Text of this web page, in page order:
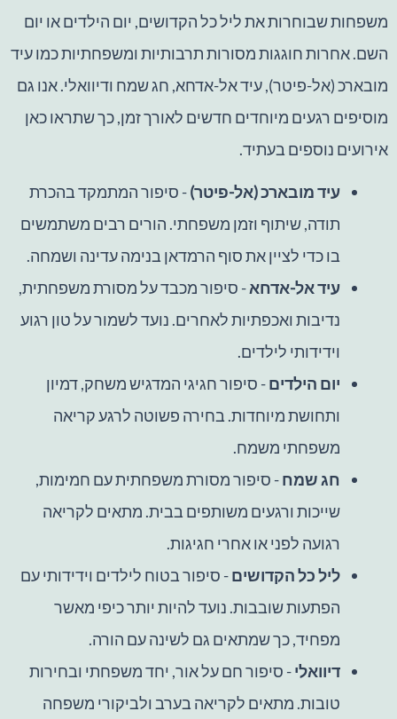
משפחות שבוחרות את ליל כל הקדושים, יום הילדים או יום
השם. אחרות חוגגות מסורות תרבותיות ומשפחתיות כמו עיד
מובארכ (אל-פיטר), עיד אל-אדחא, חג שמח ודיוואלי. אנו גם
מוסיפים רגעים מיוחדים חדשים לאורך זמן, כך שתראו כאן
אירועים נוספים בעתיד.
עיד מובארכ (אל-פיטר)- סיפור המתמקד בהכרת
תודה, שיתוף וזמן משפחתי. הורים רבים משתמשים
בו כדי לציין את סוף הרמדאן בנימה עדינה ושמחה.
עיד אל-אדחא- סיפור מכבד על מסורת משפחתית,
נדיבות ואכפתיות לאחרים. נועד לשמור על טון רגוע
וידידותי לילדים.
יום הילדים- סיפור חגיגי המדגיש משחק, דמיון
ותחושת מיוחדות. בחירה פשוטה לרגע קריאה
משפחתי משמח.
חג שמח- סיפור מסורת משפחתית עם חמימות,
שייכות ורגעים משותפים בבית. מתאים לקריאה
רגועה לפני או אחרי חגיגות.
ליל כל הקדושים- סיפור בטוח לילדים וידידותי עם
הפתעות שובבות. נועד להיות יותר כיפי מאשר
מפחיד, כך שמתאים גם לשינה עם הורה.
דיוואלי- סיפור חם על אור, יחד משפחתי ובחירות
טובות. מתאים לקריאה בערב ולביקורי משפחה